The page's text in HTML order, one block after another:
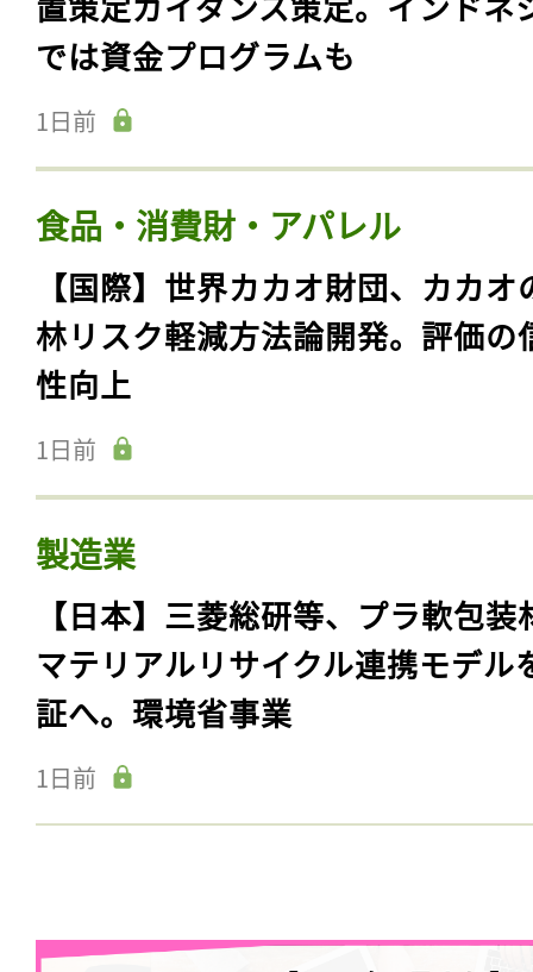
では資金プログラムも
1日前
食品・消費財・アパレル
【国際】世界カカオ財団、カカオ
林リスク軽減方法論開発。評価の
性向上
1日前
製造業
【日本】三菱総研等、プラ軟包装
マテリアルリサイクル連携モデル
証へ。環境省事業
1日前